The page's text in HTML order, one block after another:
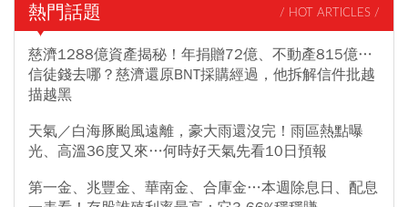
熱門話題 / HOT ARTICLES /
慈濟1288億資產揭秘！年捐贈72億、不動產815億…
信徒錢去哪？慈濟還原BNT採購經過，他拆解信件批越
描越黑
天氣／白海豚颱風遠離，豪大雨還沒完！雨區熱點曝
光、高溫36度又來…何時好天氣先看10日預報
第一金、兆豐金、華南金、合庫金…本週除息日、配息